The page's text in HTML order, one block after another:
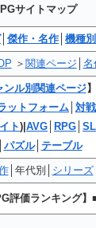
サイトマップ
│ 傑作・名作 機種別
＞ 関連ページ 名
ンル別関連ページ】
ットフォーム 対
ト)| AVG RPG
パズル│ テーブル
│年代別│ シリーズ
評価ランキング】